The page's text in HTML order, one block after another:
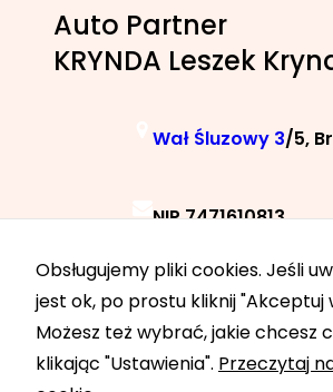
Auto Partner
KRYNDA Leszek
Wał Śluzowy 3/5,
NIP 7471610813
+48 788 040 040
24h 7 dni w
Obsługujemy pliki cookies. Jeśli
jest ok, po prostu kliknij "Akceptuj
Możesz też wybrać, jakie chcesz
klikając "Ustawienia". Przeczytaj